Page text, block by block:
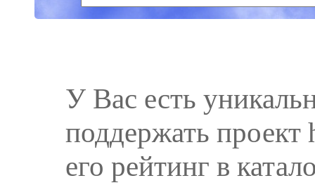
У Вас есть
поддержать
его рейтинг в